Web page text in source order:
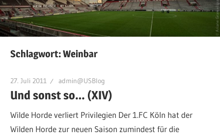
Schlagwort:Weinbar
27. Juli 2011 admin@USBlog
Und sonst so… (XIV)
Wilde Horde verliert Privilegien Der 1.FC Köln hat der
Wilden Horde zur neuen Saison zumindest für die